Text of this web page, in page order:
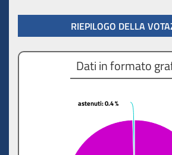
RIEPILOGO DELLA
astenuti: 0.4 %
astenuti: 0.4 %
Dati in formato